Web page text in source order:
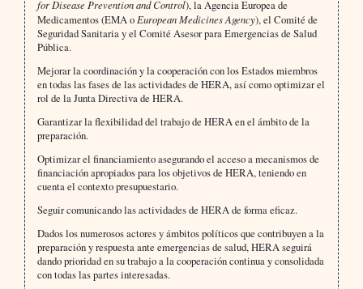
for Disease Prevention and Control), la Agencia Europea de
Medicamentos (EMA o European Medicines Agency), el Comité de
Seguridad Sanitaria y el Comité Asesor para Emergencias de Salud
Pública.
Mejorar la coordinación y la cooperación con los Estados miembros
en todas las fases de las actividades de HERA, así como optimizar el
rol de la Junta Directiva de HERA.
Garantizar la flexibilidad del trabajo de HERA en el ámbito de la
preparación.
Optimizar el financiamiento asegurando el acceso a mecanismos de
financiación apropiados para los objetivos de HERA, teniendo en
cuenta el contexto presupuestario.
Seguir comunicando las actividades de HERA de forma eficaz.
Dados los numerosos actores y ámbitos políticos que contribuyen a la
preparación y respuesta ante emergencias de salud, HERA seguirá
dando prioridad en su trabajo a la cooperación continua y consolidada
con todas las partes interesadas.